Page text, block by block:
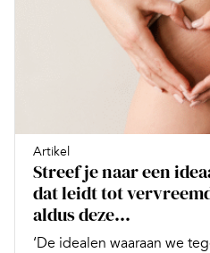
Artikel
Streef je naar een
dat leidt tot
aldus deze...
‘De idealen waaraan we